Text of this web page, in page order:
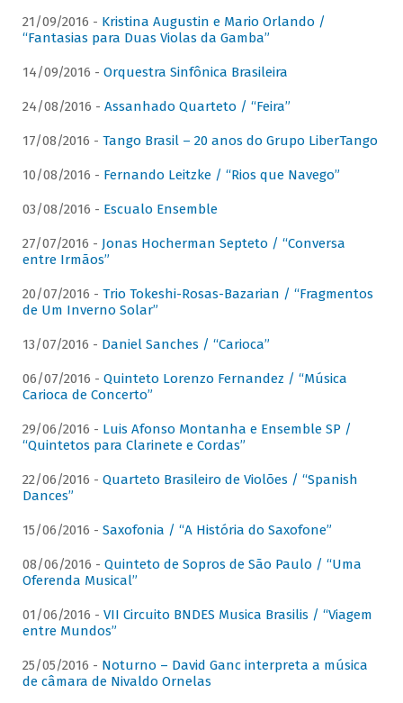
21/09/2016 - Kristina Augustin e Mario Orlando /
“Fantasias para Duas Violas da Gamba”
14/09/2016 - Orquestra Sinfônica Brasileira
24/08/2016 - Assanhado Quarteto / “Feira”
17/08/2016 - Tango Brasil – 20 anos do Grupo LiberTango
10/08/2016 - Fernando Leitzke / “Rios que Navego”
03/08/2016 - Escualo Ensemble
27/07/2016 - Jonas Hocherman Septeto / “Conversa
entre Irmãos”
20/07/2016 - Trio Tokeshi-Rosas-Bazarian / “Fragmentos
de Um Inverno Solar”
13/07/2016 - Daniel Sanches / “Carioca”
06/07/2016 - Quinteto Lorenzo Fernandez / “Música
Carioca de Concerto”
29/06/2016 - Luis Afonso Montanha e Ensemble SP /
“Quintetos para Clarinete e Cordas”
22/06/2016 - Quarteto Brasileiro de Violões / “Spanish
Dances”
15/06/2016 - Saxofonia / “A História do Saxofone”
08/06/2016 - Quinteto de Sopros de São Paulo / “Uma
Oferenda Musical”
01/06/2016 - VII Circuito BNDES Musica Brasilis / “Viagem
entre Mundos”
25/05/2016 - Noturno – David Ganc interpreta a música
de câmara de Nivaldo Ornelas